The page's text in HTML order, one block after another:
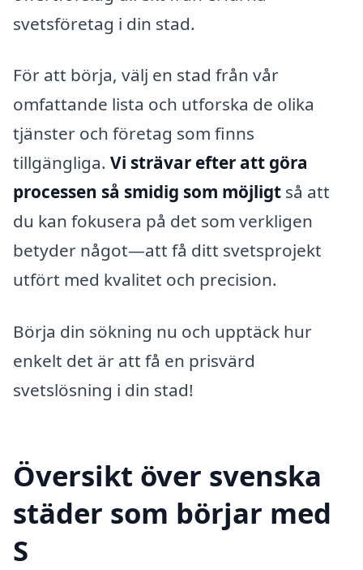
svetsföretag i din stad.
För att börja, välj en stad från vår
omfattande lista och utforska de olika
tjänster och företag som finns
tillgängliga. Vi strävar efter att göra
processen så smidig som möjligt så att
du kan fokusera på det som verkligen
betyder något—att få ditt svetsprojekt
utfört med kvalitet och precision.
Börja din sökning nu och upptäck hur
enkelt det är att få en prisvärd
svetslösning i din stad!
Översikt över svenska
städer som börjar med
S